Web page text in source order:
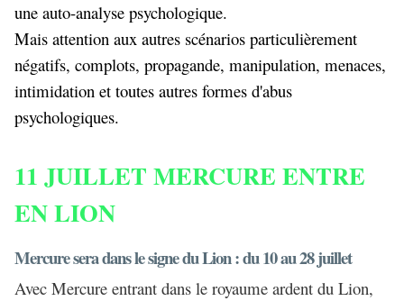
une auto-analyse psychologique.
Mais attention aux autres scénarios particulièrement
négatifs, complots, propagande, manipulation, menaces,
intimidation et toutes autres formes d'abus
psychologiques.
11 JUILLET MERCURE ENTRE
EN LION
Mercure sera dans le signe du Lion : du 10 au 28 juillet
Avec Mercure entrant dans le royaume ardent du Lion,